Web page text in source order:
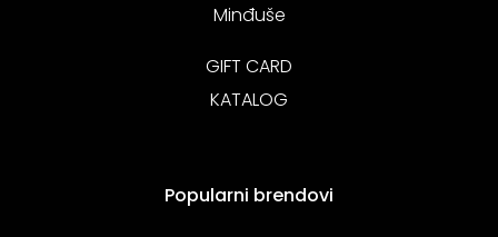
Minđuše
GIFT CARD
KATALOG
Popularni brendovi